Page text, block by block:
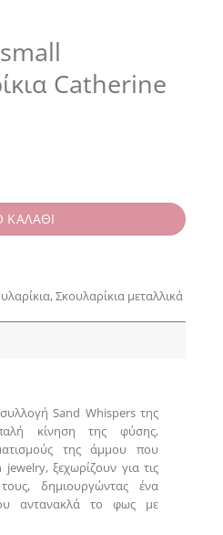
Catherine
,Σκουλαρίκια μεταλλικά
Sand Whispers της
κίνηση της φύσης,
της άμμου που
ξεχωρίζουν για τις
δημιουργώντας ένα
αντανακλά το φως με